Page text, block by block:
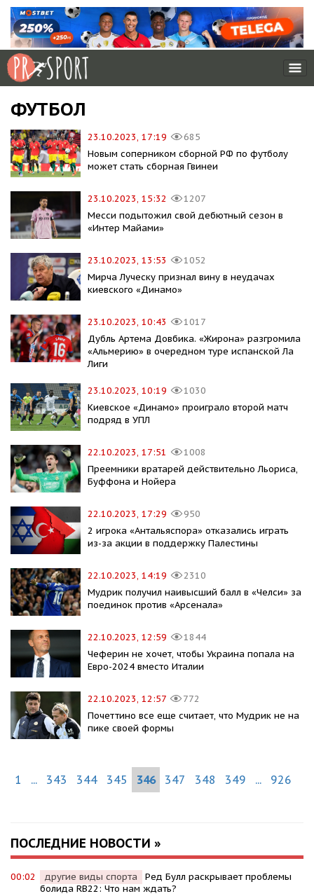
ФУТБОЛ
23.10.2023, 17:19
685
Новым соперником сборной РФ по футболу
может стать сборная Гвинеи
23.10.2023, 15:32
1207
Месси подытожил свой дебютный сезон в
«Интер Майами»
23.10.2023, 13:53
1052
Мирча Луческу признал вину в неудачах
киевского «Динамо»
23.10.2023, 10:43
1017
Дубль Артема Довбика. «Жирона» разгромила
«Альмерию» в очередном туре испанской Ла
Лиги
23.10.2023, 10:19
1030
Киевское «Динамо» проиграло второй матч
подряд в УПЛ
22.10.2023, 17:51
1008
Преемники вратарей действительно Льориса,
Буффона и Нойера
22.10.2023, 17:29
950
2 игрока «Антальяспора» отказались играть
из-за акции в поддержку Палестины
22.10.2023, 14:19
2310
Мудрик получил наивысший балл в «Челси» за
поединок против «Арсенала»
22.10.2023, 12:59
1844
Чеферин не хочет, чтобы Украина попала на
Евро-2024 вместо Италии
22.10.2023, 12:57
772
Почеттино все еще считает, что Мудрик не на
пике своей формы
1 ... 343 344 345 346 347 348 349 ... 926
ПОСЛЕДНИЕ НОВОСТИ »
00:02 другие виды спорта
Ред Булл раскрывает проблемы
болида RB22: Что нам ждать?